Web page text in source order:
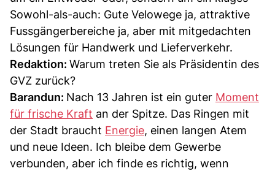
Sowohl-als-auch: Gute Velowege ja, attraktive
Fussgängerbereiche ja, aber mit mitgedachten
Lösungen für Handwerk und Lieferverkehr.
Redaktion: Warum treten Sie als Präsidentin des
GVZ zurück?
Barandun: Nach 13 Jahren ist ein guter Moment
für frische Kraft an der Spitze. Das Ringen mit
der Stadt braucht Energie, einen langen Atem
und neue Ideen. Ich bleibe dem Gewerbe
verbunden, aber ich finde es richtig, wenn